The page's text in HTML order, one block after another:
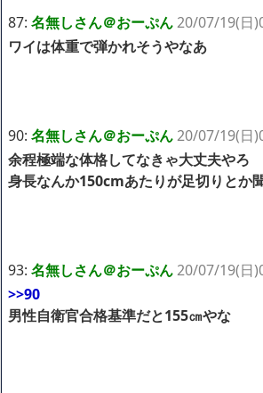
87: 名無しさん＠おーぷん20/07/19(日
ワイは体重で弾かれそうやなあ
90: 名無しさん＠おーぷん20/07/19(日
余程極端な体格してなきゃ大丈夫やろ
身長なんか150cmあたりが足切りとか
93: 名無しさん＠おーぷん20/07/19(日
>>90
男性自衛官合格基準だと155㎝やな